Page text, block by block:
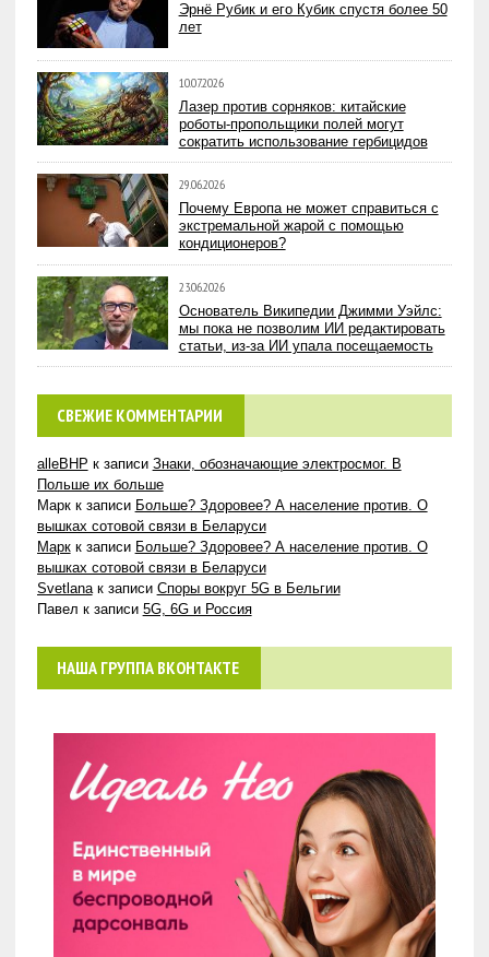
Эрнё Рубик и его Кубик спустя более 50
лет
10.07.2026
Лазер против сорняков: китайские
роботы-пропольщики полей могут
сократить использование гербицидов
29.06.2026
Почему Европа не может справиться с
экстремальной жарой с помощью
кондиционеров?
23.06.2026
Основатель Википедии Джимми Уэйлс:
мы пока не позволим ИИ редактировать
статьи, из-за ИИ упала посещаемость
СВЕЖИЕ КОММЕНТАРИИ
alleBHP к записи Знаки, обозначающие электросмог. В
Польше их больше
Маркк записи Больше? Здоровее? А население против. О
вышках сотовой связи в Беларуси
Маркк записи Больше? Здоровее? А население против. О
вышках сотовой связи в Беларуси
Svetlanaк записи Споры вокруг 5G в Бельгии
Павел к записи 5G, 6G и Россия
НАША ГРУППА ВКОНТАКТЕ